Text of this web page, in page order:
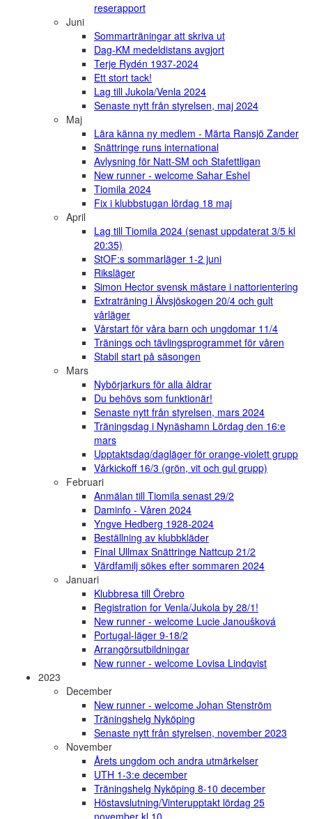
reserapport
Juni
Sommarträningar att skriva ut
Dag-KM medeldistans avgjort
Terje Rydén 1937-2024
Ett stort tack!
Lag till Jukola/Venla 2024
Senaste nytt från styrelsen, maj 2024
Maj
Lära känna ny medlem - Märta Ransjö Zander
Snättringe runs international
Avlysning för Natt-SM och Stafettligan
New runner - welcome Sahar Eshel
Tiomila 2024
Fix i klubbstugan lördag 18 maj
April
Lag till Tiomila 2024 (senast uppdaterat 3/5 kl
20:35)
StOF:s sommarläger 1-2 juni
Riksläger
Simon Hector svensk mästare i nattorientering
Extraträning i Älvsjöskogen 20/4 och gult
vårläger
Vårstart för våra barn och ungdomar 11/4
Tränings och tävlingsprogrammet för våren
Stabil start på säsongen
Mars
Nybörjarkurs för alla åldrar
Du behövs som funktionär!
Senaste nytt från styrelsen, mars 2024
Träningsdag i Nynäshamn Lördag den 16:e
mars
Upptaktsdag/dagläger för orange-violett grupp
Vårkickoff 16/3 (grön, vit och gul grupp)
Februari
Anmälan till Tiomila senast 29/2
Daminfo - Våren 2024
Yngve Hedberg 1928-2024
Beställning av klubbkläder
Final Ullmax Snättringe Nattcup 21/2
Värdfamilj sökes efter sommaren 2024
Januari
Klubbresa till Örebro
Registration for Venla/Jukola by 28/1!
New runner - welcome Lucie Janoušková
Portugal-läger 9-18/2
Arrangörsutbildningar
New runner - welcome Lovisa Lindqvist
2023
December
New runner - welcome Johan Stenström
Träningshelg Nyköping
Senaste nytt från styrelsen, november 2023
November
Årets ungdom och andra utmärkelser
UTH 1-3:e december
Träningshelg Nyköping 8-10 december
Höstavslutning/Vinterupptakt lördag 25